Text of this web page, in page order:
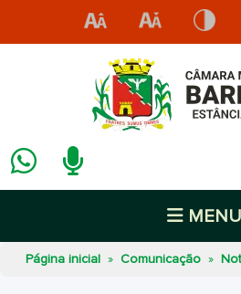
MENU
Página inicial Comunicação